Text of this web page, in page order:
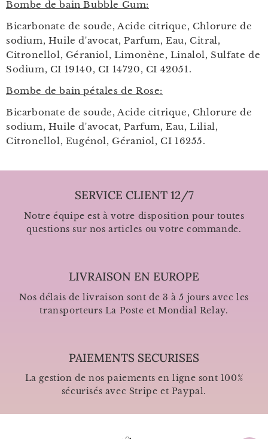
Bombe de bain Bubble Gum:
Bicarbonate de soude, Acide citrique, Chlorure de
sodium, Huile d'avocat, Parfum, Eau, Citral,
Citronellol, Géraniol, Limonène, Linalol, Sulfate de
Sodium, CI 19140, CI 14720, CI 42051.
Bombe de bain pétales de Rose:
Bicarbonate de soude, Acide citrique, Chlorure de
sodium, Huile d'avocat, Parfum, Eau, Lilial,
Citronellol, Eugénol, Géraniol, CI 16255.
SERVICE CLIENT 12/7
Notre équipe est à votre disposition pour toutes
questions sur nos articles ou votre commande.
LIVRAISON EN EUROPE
Nos délais de livraison sont de 3 à 5 jours avec les
transporteurs La Poste et Mondial Relay.
PAIEMENTS SECURISES
La gestion de nos paiements en ligne sont 100%
sécurisés avec Stripe et Paypal.